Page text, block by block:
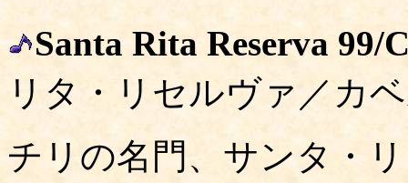
Santa Rita Reserva 99/
リタ・リセルヴァ／カ
チリの名門、サンタ・